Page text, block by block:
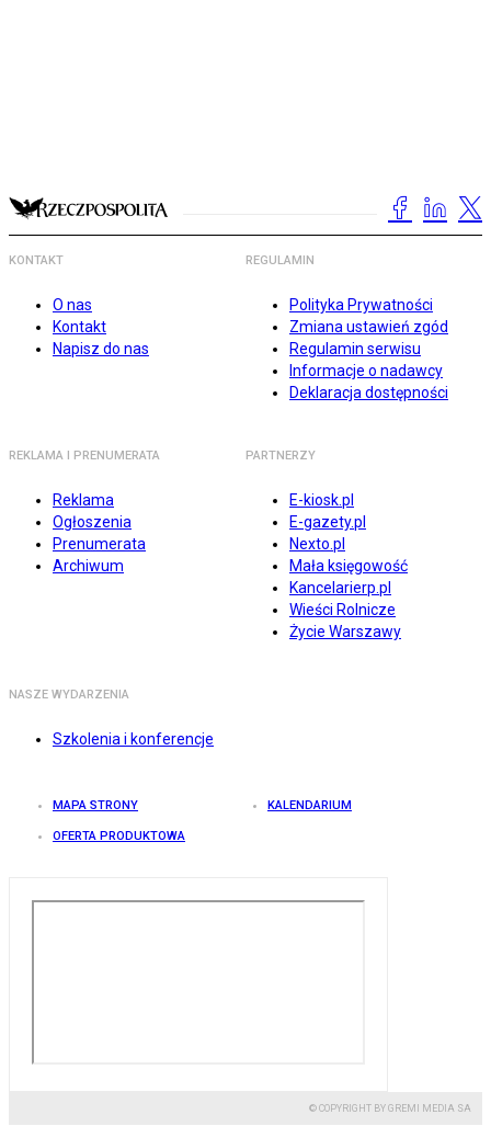
KONTAKT
O nas
Kontakt
Napisz do nas
REGULAMIN
Polityka Prywatności
Zmiana ustawień zgód
Regulamin serwisu
Informacje o nadawcy
Deklaracja dostępności
REKLAMA I PRENUMERATA
Reklama
Ogłoszenia
Prenumerata
Archiwum
PARTNERZY
E-kiosk.pl
E-gazety.pl
Nexto.pl
Mała księgowość
Kancelarierp.pl
Wieści Rolnicze
Życie Warszawy
NASZE WYDARZENIA
Szkolenia i konferencje
MAPA STRONY KALENDARIUM
OFERTA PRODUKTOWA
© COPYRIGHT BY GREMI MEDIA SA